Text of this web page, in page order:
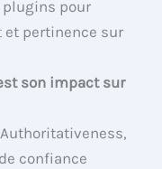
plugins pour
pertinence sur
son impact sur
confiance